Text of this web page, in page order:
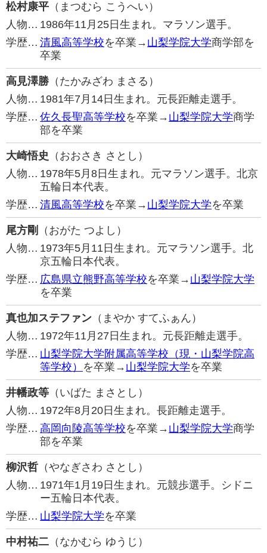
松村康平 （まつむら こうへい）
人物… 1986年11月25日生まれ。マラソン選手。
学歴… 清風高等学校を卒業→ 山梨学院大学商学部を
卒業
高見澤勝 （たかみざわ まさる）
人物… 1981年7月14日生まれ。元長距離走選手。
学歴… 佐久長聖高等学校を卒業→ 山梨学院大学商学
部を卒業
大崎悟史 （おおさき さとし）
人物… 1978年5月8日生まれ。元マラソン選手。北京
五輪日本代表。
学歴… 清風高等学校を卒業→ 山梨学院大学を卒業
尾方剛
（おがた つよし）
人物… 1973年5月11日生まれ。元マラソン選手。北
京五輪日本代表。
学歴… 広島県立熊野高等学校を卒業→ 山梨学院大学
を卒業
真也加ステファン （まやか すてふぁん）
人物… 1972年11月27日生まれ。元長距離走選手。
学歴… 山梨学院大学附属高等学校（現・山梨学院高
等学校） を卒業→ 山梨学院大学を卒業
井幡政等 （いばた まさとし）
人物… 1972年8月20日生まれ。長距離走選手。
学歴… 高岡向陵高等学校を卒業→ 山梨学院大学商学
部を卒業
柳沢哲 （やなぎさわ さとし）
人物… 1971年1月19日生まれ。元競歩選手。シドニ
ー五輪日本代表。
学歴… 山梨学院大学を卒業
中村祐二 （なかむら ゆうじ）